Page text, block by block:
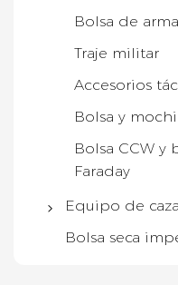
Bolsa de
Traje militar
Accesorios
Bolsa y
Bolsa CCW y
Faraday
Equipo de caza
Mochila De
Bolsa seca